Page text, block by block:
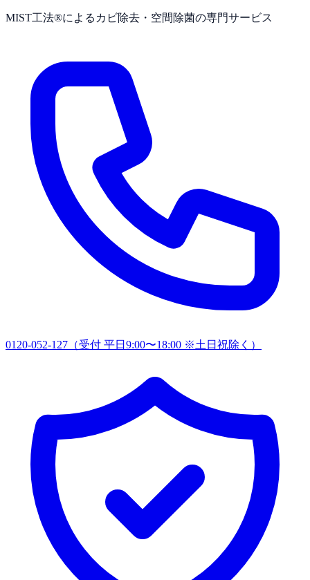
MIST工法®によるカビ除去・空間除菌の専門サービス
0120-052-127 （受付 平日9:00〜18:00 ※土日祝除く）